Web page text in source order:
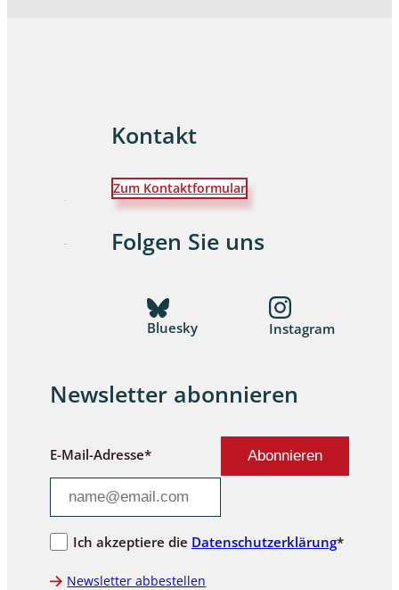
Kontakt
Zum Kontaktformular
Folgen Sie uns
Bluesky Instagram
Newsletter abonnieren
E-Mail-Adresse*
Ich akzeptiere die Datenschutzerklärung*
Newsletter abbestellen